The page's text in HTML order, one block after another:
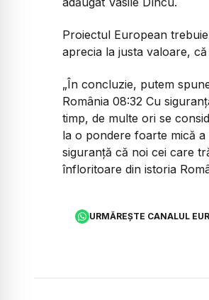
Proiectul European
aprecia la justa valoare,
„În concluzie, putem
România 08:32 Cu
timp, de multe ori se
la o pondere foarte mică a
siguranță că noi cei care
înfloritoare din istoria
URMĂREȘTE CANALUL